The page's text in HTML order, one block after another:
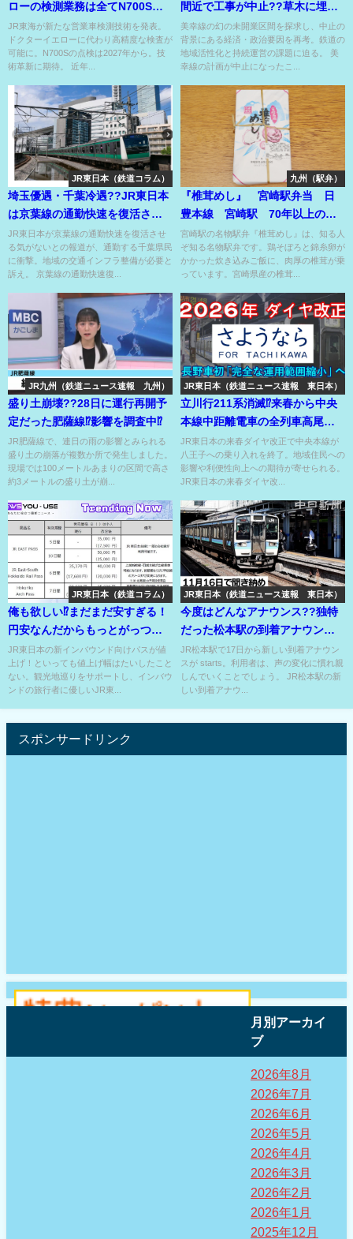
ローの検測業務は全てN700Sに
お任せ⁇
JR東海が新たな営業車検測技術を発表。
ドクターイエローに代わり高精度な検査が
可能に。N700Sの点検は2027年から。技
術革新に期待。 近年...
間近で工事が中止??草木に埋も
れる未開業区間を踏破⁉
美幸線の幻の未開業区間を探求し、中止の
背景にある経済・政治要因を再考。鉄道の
地域活性化と持続運営の課題に迫る。 美
幸線の計画が中止になったこ...
JR東日本（鉄道コラム）
埼玉優遇・千葉冷遇??JR東日本
は京葉線の通勤快速を復活させ
る気は毛頭ない??
JR東日本が京葉線の通勤快速を復活させ
る気がないとの報道が、通勤する千葉県民
に衝撃。地域の交通インフラ整備が必要と
訴え。 京葉線の通勤快速復...
九州（駅弁）
『椎茸めし』 宮崎駅弁当 日
豊本線 宮崎駅 70年以上の人
気の長寿駅弁！
宮崎駅の名物駅弁『椎茸めし』は、知る人
ぞ知る名物駅弁です。鶏そぼろと錦糸卵が
かかった炊き込みご飯に、肉厚の椎茸が乗
っています。宮崎県産の椎茸...
JR九州（鉄道ニュース速報 九州）
盛り土崩壊??28日に運行再開予
定だった肥薩線⁉影響を調査中⁉
JR肥薩線で、連日の雨の影響とみられる
盛り土の崩落が複数か所で発生しました。
現場では100メートルあまりの区間で高さ
約3メートルの盛り土が崩...
JR東日本（鉄道ニュース速報 東日本）
立川行211系消滅⁉来春から中央
本線中距離電車の全列車高尾発
着決定！
JR東日本の来春ダイヤ改正で中央本線が
八王子への乗り入れを終了。地域住民への
影響や利便性向上への期待が寄せられる。
JR東日本の来春ダイヤ改...
JR東日本（鉄道コラム）
俺も欲しい⁉まだまだ安すぎる！
円安なんだからもっとがっつら
値上げしたら？
JR東日本の新インバウンド向けパスが値
上げ！といっても値上げ幅はたいしたこと
ない。観光地巡りをサポートし、インバウ
ンドの旅行者に優しいJR東...
JR東日本（鉄道ニュース速報 東日本）
今度はどんなアナウンス??独特
だった松本駅の到着アナウンス
がついにリニューアル⁉
JR松本駅で17日から新しい到着アナウン
スが starts。利用者は、声の変化に慣れ親
しんでいくことでしょう。 JR松本駅の新
しい到着アナウ...
スポンサードリンク
月別アーカイ
ブ
2026年8月
2026年7月
2026年6月
2026年5月
2026年4月
2026年3月
2026年2月
2026年1月
2025年12月